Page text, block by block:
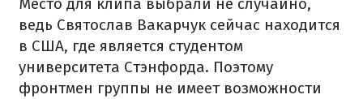
ведь Святослав Вакарчук сейчас находится
в США, где является студентом
университета Стэнфорда. Поэтому
фронтмен группы не имеет возможности